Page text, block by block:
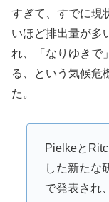
すぎて、すでに現
いほど排出量が多
れ、「なりゆきで
る、という気候危
た。
Pielkeと
した新たな
で発表され